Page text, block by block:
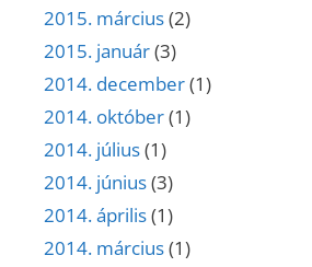
2015. március(2)
2015. január(3)
2014. december(1)
2014. október(1)
2014. július(1)
2014. június(3)
2014. április(1)
2014. március(1)